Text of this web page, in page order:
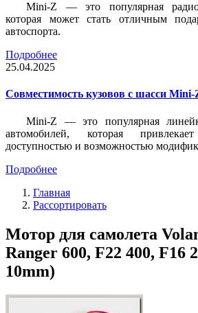
Mini-Z — это популярная
которая может стать отличным
автоспорта.
Подробнее
25.04.2025
Совместимость кузовов с шасси Mini-
Mini-Z — это популярная
автомобилей, которая
доступностью и возможностью
Подробнее
Главная
Рассортировать
Мотор для самолета
Ranger 600, F22 400, F16
10mm)